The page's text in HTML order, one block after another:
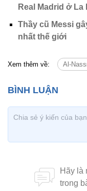
Real Madrid ở La
Thầy cũ Messi
nhất thế giới
Xem thêm về: Al-